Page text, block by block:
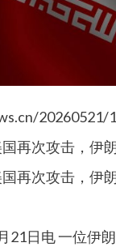
20260521/
再次攻击，伊
再次攻击，伊
21日电 一位伊